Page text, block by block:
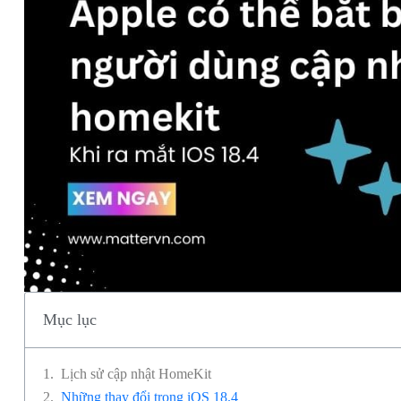
Mục lục
Lịch sử cập nhật HomeKit
Những thay đổi trong iOS 18.4